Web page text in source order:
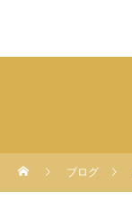
ブログ